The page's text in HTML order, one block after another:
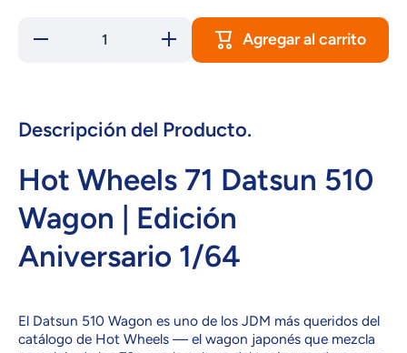
Reducir
WAGON
Aumentar
cantidad
para
WAGON
Agregar al carrito
Descripción del Producto.
Hot Wheels 71 Datsun 510
Wagon | Edición
Aniversario 1/64
El Datsun 510 Wagon es uno de los JDM más queridos del
catálogo de Hot Wheels — el wagon japonés que mezcla